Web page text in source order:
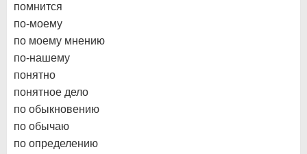
помнится
по-моему
по моему мнению
по-нашему
понятно
понятное дело
по обыкновению
по обычаю
по определению